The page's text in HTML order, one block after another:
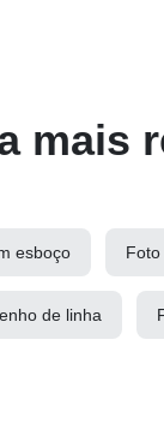
mais
esboço
de linha